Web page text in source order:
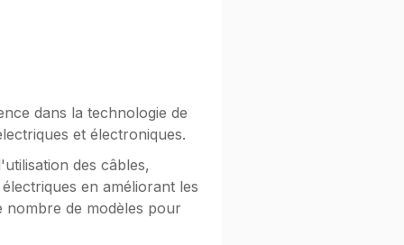
dans la technologie de
et électroniques.
des câbles,
en améliorant les
nombre de modèles pour